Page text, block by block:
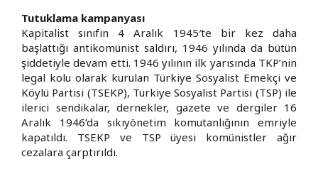
Tutuklama kampanyası
Kapitalist sınıfın 4 Aralık 1945′te bir kez daha
başlattığı antikomünist saldırı, 1946 yılında da bütün
şiddetiyle devam etti. 1946 yılının ilk yarısında TKP’nin
legal kolu olarak kurulan Türkiye Sosyalist Emekçi ve
Köylü Partisi (TSEKP), Türkiye Sosyalist Partisi (TSP) ile
ilerici sendikalar, dernekler, gazete ve dergiler 16
Aralık 1946’da sıkıyönetim komutanlığının emriyle
kapatıldı. TSEKP ve TSP üyesi komünistler ağır
cezalara çarptırıldı.